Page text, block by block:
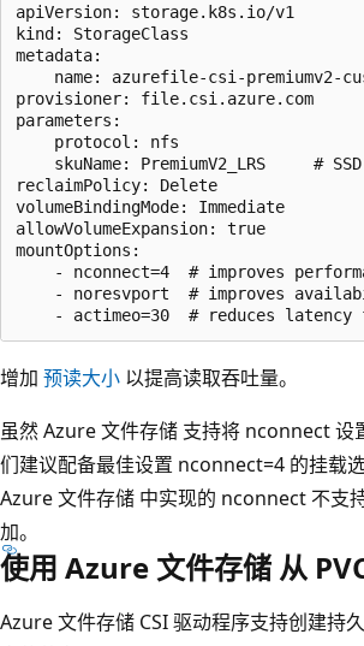
apiVersion: storage.k8s.io/v1
kind: StorageClass
metadata:
name: azurefile-csi-premiumv2-
provisioner: file.csi.azure.com
parameters:
    protocol: nfs
skuName: PremiumV2_LRS     #
reclaimPolicy: Delete
volumeBindingMode: Immediate
allowVolumeExpansion: true
mountOptions:
- nconnect=4  # improves
- noresvport  # improves
增加 预读大小 以提高读取吞吐量。
虽然 Azure 文件存储 支持将 nconnect 设
们建议配备最佳设置 nconnect=4 的挂载
Azure 文件存储 中实现的 nconnect 不支
加。
使用 Azure 文件存储 从
Azure 文件存储 CSI 驱动程序支持创建持